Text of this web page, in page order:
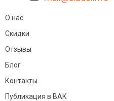
О нас
Скидки
Отзывы
Блог
Контакты
Публикация в ВАК